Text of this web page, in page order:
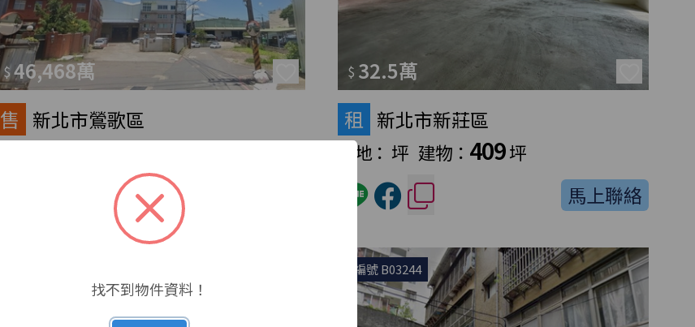
$ 46,468萬
售 新北市鶯歌區
1327 800
$ 32.5萬
租 新北市新莊區
土地： 坪 建物： 409坪
馬上聯絡
編號 B03244
找不到物件資料！